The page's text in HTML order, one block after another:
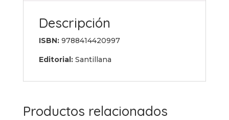
Descripción
ISBN:9788414420997
Editorial:Santillana
Productos relacionados